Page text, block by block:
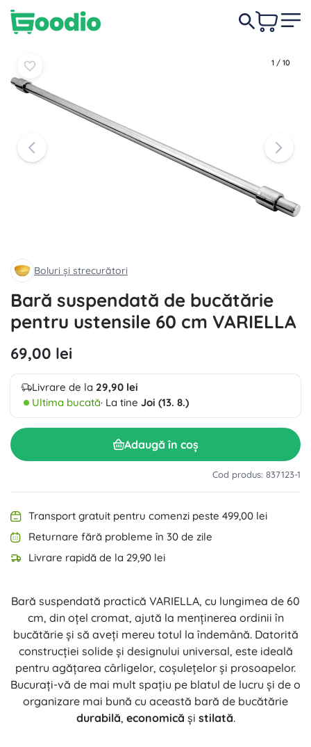
1 / 10
Boluri și strecurători
Bară suspendată de bucătărie
pentru ustensile 60 cm VARIELLA
69,00 lei
Livrare de la 29,90 lei
Ultima bucată· La tine Joi (13. 8.)
Adaugă în coș
Cod produs: 837123-1
Transport gratuit pentru comenzi peste 499,00 lei
Returnare fără probleme în 30 de zile
Livrare rapidă de la 29,90 lei
Bară suspendată practică VARIELLA, cu lungimea de 60
cm, din oțel cromat, ajută la menținerea ordinii în
bucătărie și să aveți mereu totul la îndemână. Datorită
construcției solide și designului universal, este ideală
pentru agățarea cârligelor, coșulețelor și prosoapelor.
Bucurați-vă de mai mult spațiu pe blatul de lucru și de o
organizare mai bună cu această bară de bucătărie
durabilă, economică și stilată.
69,00 lei În coșÎn coș